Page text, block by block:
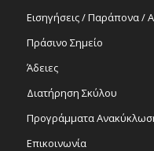
Εισηγήσεις / Παράπονα /
Πράσινο Σημείο
Άδειες
Διατήρηση Σκύλου
Προγράμματα
Επικοινωνία